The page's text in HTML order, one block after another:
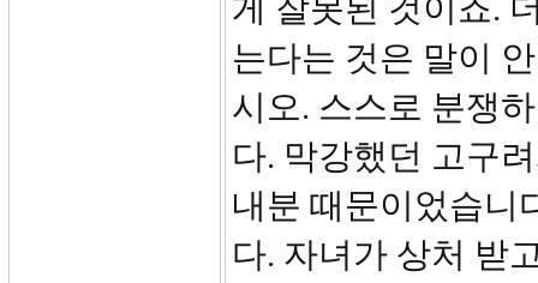
게 잘못된 것이죠.
는다는 것은 말이
시오. 스스로 분쟁
다. 막강했던 고구
내분 때문이었습니
다. 자녀가 상처 받